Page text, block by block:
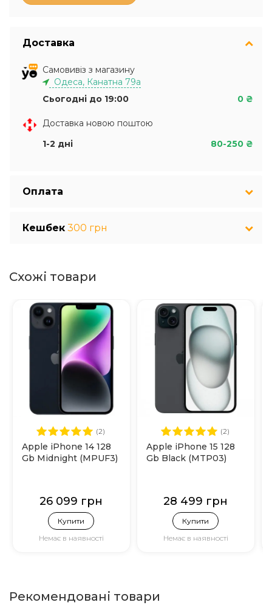
Доставка
Самовивіз з магазину
Одеса, Канатна 79а
Сьогодні до 19:00
0 ₴
Доставка новою поштою
1-2 дні
80-250 ₴
Оплата
Кешбек 300 грн
Схожі товари
(2)
Apple iPhone 14 128
Gb Midnight (MPUF3)
26 099 грн
Купити
Немає в наявності
(2)
Apple iPhone 15 128
Gb Black (MTP03)
28 499 грн
Купити
Немає в наявності
Рекомендовані товари